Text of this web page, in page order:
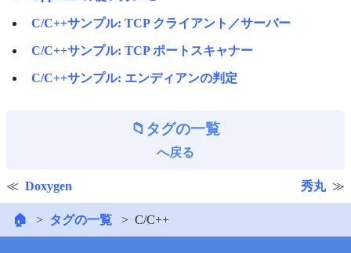
C/C++サンプル: TCP クライアント／サーバー
C/C++サンプル: TCP ポートスキャナー
C/C++サンプル: エンディアンの判定
タグの一覧
へ戻る
Doxygen 秀丸
🏠 タグの一覧 C/C++